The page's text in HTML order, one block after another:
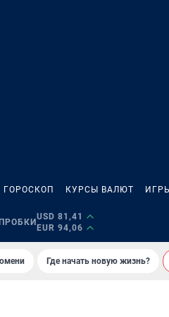
ГОРОСКОП КУРСЫ ВАЛЮТ ИГРЫ
USD 81,41
EUR 94,06
Где начать новую жизнь?